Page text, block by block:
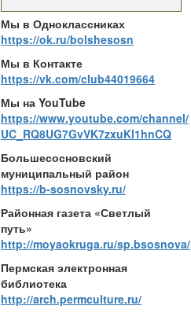
Мы в Одноклассниках
https://ok.ru/bolshesosn
Мы в Контакте
https://vk.com/club44019664
Мы на YouTube
https://www.youtube.com/channel/
UC_RQ8UG7GvVK7zxuKl1hnCQ
Большесосновский
муниципальный район
https://b-sosnovsky.ru/
Районная газета «Светлый
путь»
http://moyaokruga.ru/sp.bsosnova/
Пермская электронная
библиотека
http://arch.permculture.ru/